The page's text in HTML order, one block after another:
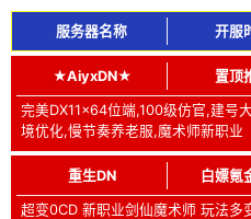
服务器名称 开服
★AiyxDN★ 置顶
完美DX11x64位端,100级仿官,建号
境优化,慢节奏养老服,魔术师新职业
重生DN 白嫖氪
超变0CD 新职业剑仙魔术师 玩法多